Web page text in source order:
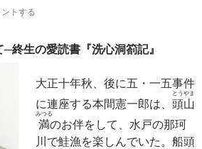
ントする
終生の愛読書『洗心洞箚記』
大正十年秋、後に五・一五事件
に連座する本間憲一郎は、 頭
とう
山
やま
満
みつる
のお伴をして、水戸の那珂
川で鮭漁を楽しんでいた。船頭